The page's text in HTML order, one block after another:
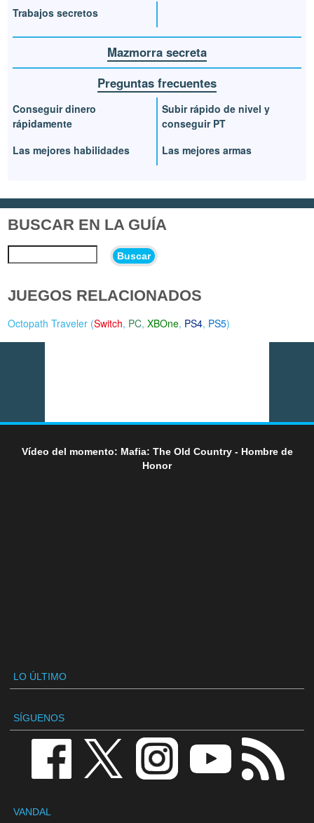
Trabajos secretos
Mazmorra secreta
Preguntas frecuentes
Conseguir dinero
rápidamente
Las mejores habilidades
Subir rápido de nivel y
conseguir PT
Las mejores armas
BUSCAR EN LA GUÍA
Buscar
JUEGOS RELACIONADOS
Octopath Traveler (Switch, PC,XBOne, PS4, PS5)
Vídeo del momento: Mafia: The Old Country - Hombre de
Honor
LO ÚLTIMO
SÍGUENOS
VANDAL